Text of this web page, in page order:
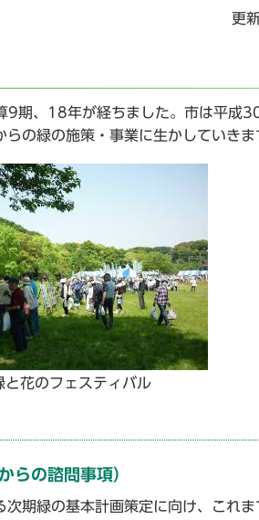
更
期、18年が経ちました。市は平成
の緑の施策・事業に生かしていきま
と花のフェスティバル
らの諮問事項）
期緑の基本計画策定に向け、これ